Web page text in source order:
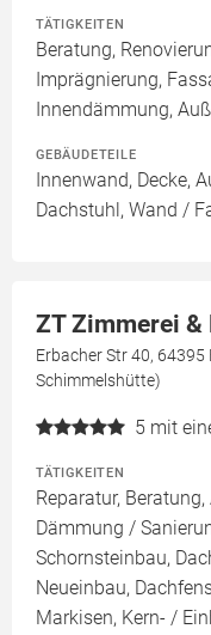
TÄTIGKEITEN
Beratung,
Imprägnierung,
Innendämmung,
GEBÄUDETEILE
Innenwand, Decke,
Dachstuhl, Wand /
ZT Zimmerei &
Erbacher Str 40,
Schimmelshütte)
5 mit
TÄTIGKEITEN
Reparatur,
Dämmung /
Schornsteinbau,
Neueinbau,
Markisen, Kern- /